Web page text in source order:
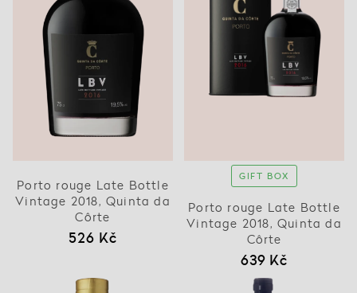
Porto rouge Late Bottle
Vintage 2018, Quinta da
Côrte
526 Kč
GIFT BOX
Porto rouge Late Bottle
Vintage 2018, Quinta da
Côrte
639 Kč